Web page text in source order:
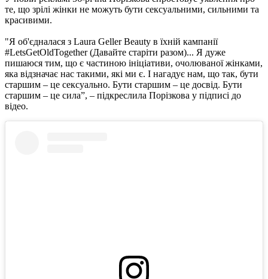
те, що зрілі жінки не можуть бути сексуальними, сильними та
красивими.
"Я об'єдналася з Laura Geller Beauty в їхній кампанії
#LetsGetOldTogether (Давайте старіти разом)... Я дуже
пишаюся тим, що є частиною ініціативи, очолюваної жінками,
яка відзначає нас такими, які ми є. І нагадує нам, що так, бути
старшим – це сексуально. Бути старшим – це досвід. Бути
старшим – це сила”, – підкреслила Порізкова у підписі до
відео.